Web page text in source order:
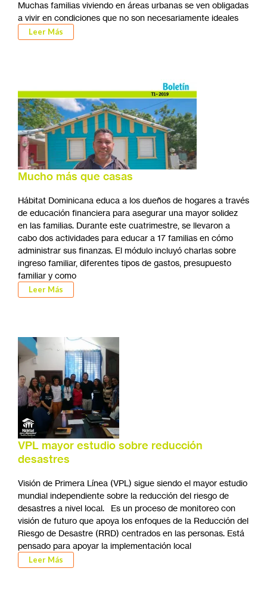
Muchas familias viviendo en áreas urbanas se ven obligadas
a vivir en condiciones que no son necesariamente ideales
Leer Más
Mucho más que casas
Hábitat Dominicana educa a los dueños de hogares a través
de educación financiera para asegurar una mayor solidez
en las familias. Durante este cuatrimestre, se llevaron a
cabo dos actividades para educar a 17 familias en cómo
administrar sus finanzas. El módulo incluyó charlas sobre
ingreso familiar, diferentes tipos de gastos, presupuesto
familiar y como
Leer Más
VPL mayor estudio sobre reducción
desastres
Visión de Primera Línea (VPL) sigue siendo el mayor estudio
mundial independiente sobre la reducción del riesgo de
desastres a nivel local. Es un proceso de monitoreo con
visión de futuro que apoya los enfoques de la Reducción del
Riesgo de Desastre (RRD) centrados en las personas. Está
pensado para apoyar la implementación local
Leer Más